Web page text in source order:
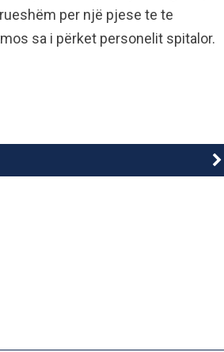
per një pjese te te
sa i përket personelit spitalor.